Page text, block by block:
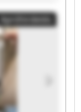
Maurer
Kft.
Gép
Apróhirdetés